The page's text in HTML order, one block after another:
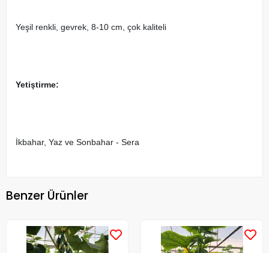
Yeşil renkli, gevrek, 8-10 cm, çok kaliteli
Yetiştirme:
İkbahar, Yaz ve Sonbahar - Sera
Benzer Ürünler